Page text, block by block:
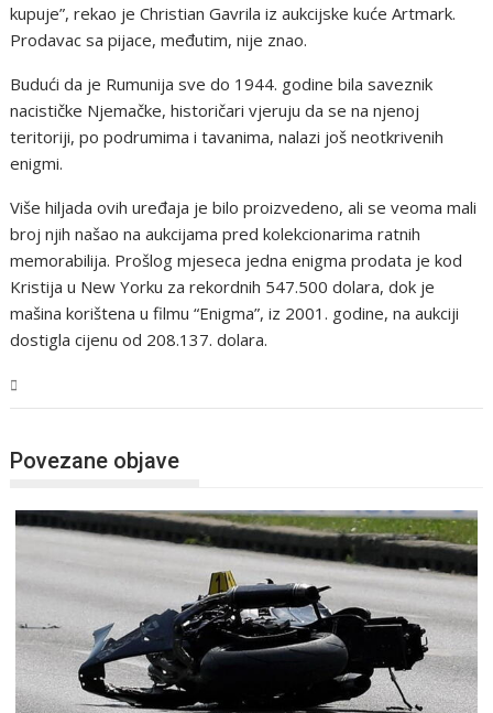
kupuje”, rekao je Christian Gavrila iz aukcijske kuće Artmark.
Prodavac sa pijace, međutim, nije znao.
Budući da je Rumunija sve do 1944. godine bila saveznik
nacističke Njemačke, historičari vjeruju da se na njenoj
teritoriji, po podrumima i tavanima, nalazi još neotkrivenih
enigmi.
Više hiljada ovih uređaja je bilo proizvedeno, ali se veoma mali
broj njih našao na aukcijama pred kolekcionarima ratnih
memorabilija. Prošlog mjeseca jedna enigma prodata je kod
Kristija u New Yorku za rekordnih 547.500 dolara, dok je
mašina korištena u filmu “Enigma”, iz 2001. godine, na aukciji
dostigla cijenu od 208.137. dolara.
Povezane objave